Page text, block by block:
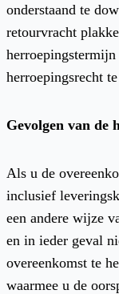
onderstaand te
retourvracht
herroepingsrecht
Gevolgen van de
Als u de
inclusief
een andere wijze
en in ieder geval
overeenkomst te
waarmee u de